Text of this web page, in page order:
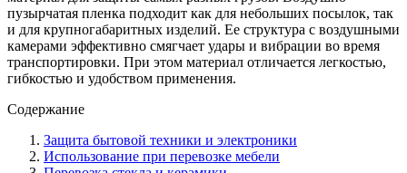
пузырчатая пленка подходит как для небольших посылок, так
и для крупногабаритных изделий. Ее структура с воздушными
камерами эффективно смягчает удары и вибрации во время
транспортировки. При этом материал отличается легкостью,
гибкостью и удобством применения.
Содержание
Защита бытовой техники и электроники
Использование при перевозке мебели